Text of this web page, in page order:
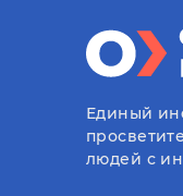
Единый
людей с